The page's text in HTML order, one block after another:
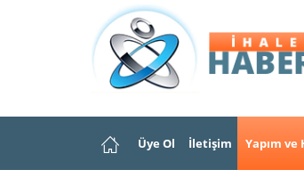
Üye Ol İletişim Yapım